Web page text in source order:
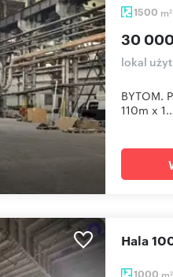
1500 m2
30 000
lokal
BYTOM.
110m x
1000 m2
Hala